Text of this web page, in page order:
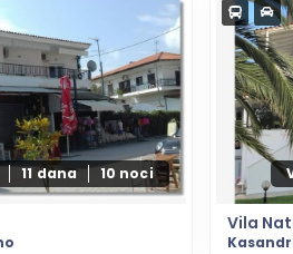
11 dana 10 noci
Vila